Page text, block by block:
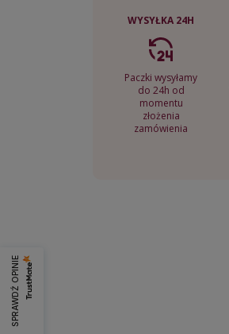
SPRAWDŹ OPINIE
WYSYŁKA 24H
Paczki wysyłamy
do 24h od
momentu
złożenia
zamówienia